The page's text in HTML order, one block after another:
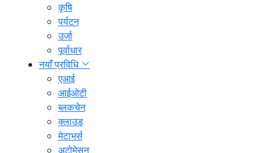
कृषि
पर्यटन
उर्जा
पूर्वाधार
नयाँ प्रविधि
एआई
आईओटी
ब्लकचेन
क्लाउड
मेटाभर्स
अटोमेसन